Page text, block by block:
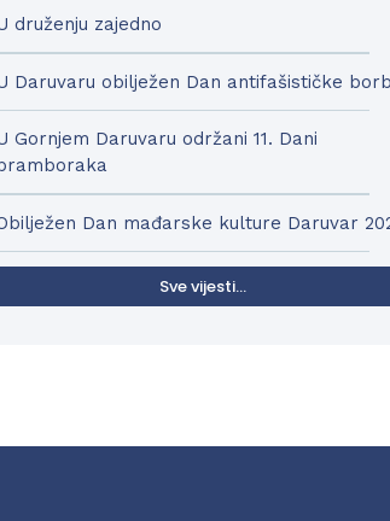
druženju zajedno
Daruvaru obilježen Dan antifašističke
Gornjem Daruvaru održani 11. Dani
bramboraka
Dan mađarske kulture Daruvar
Sve vijesti...